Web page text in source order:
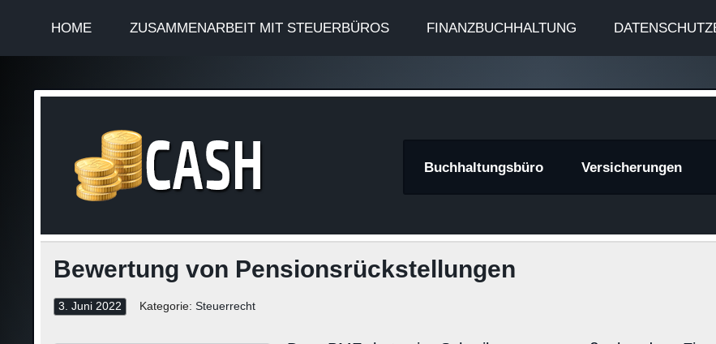
HOME ZUSAMMENARBEIT MIT STEUERBÜROS FINANZBUCHHALTUNG
Buchhaltungsbüro Versicherungen
Bewertung von Pensionsrückstellungen
3. Juni 2022 Kategorie:Steuerrecht